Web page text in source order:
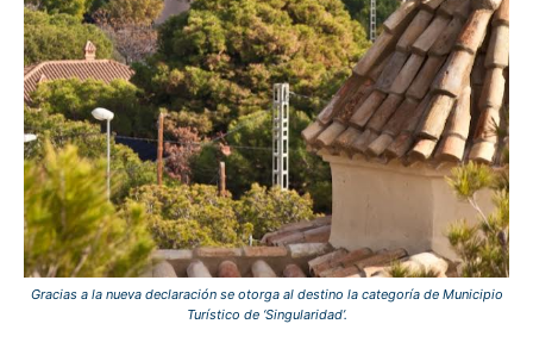
Gracias a la nueva declaración se otorga al destino la categoría de Municipio
Turístico de ‘Singularidad’.